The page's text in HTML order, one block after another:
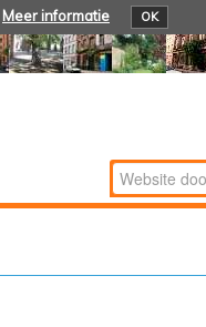
Meer informatie OK
Zoek
Geavanceerd